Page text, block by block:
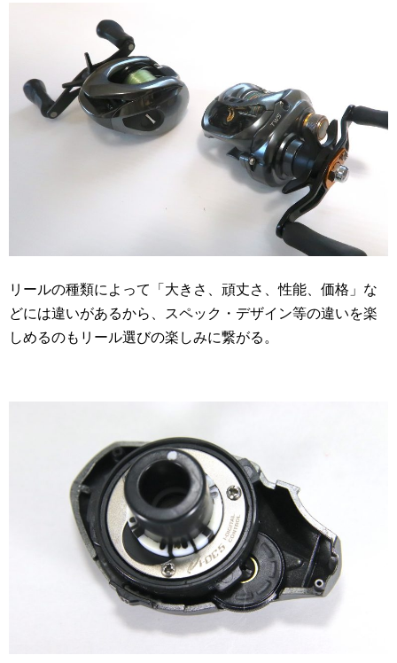
リールの種類によって「大きさ、頑丈さ、性能、価格」な
どには違いがあるから、スペック・デザイン等の違いを楽
しめるのもリール選びの楽しみに繋がる。